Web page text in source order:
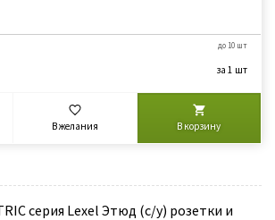
до 10 шт
за 1 шт
В желания В корзину
серия Lexel Этюд (с/у) розетки и